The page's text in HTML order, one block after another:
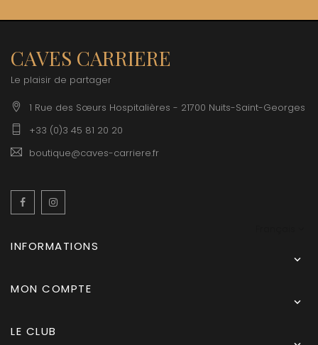
CAVES CARRIERE
Le plaisir de partager
1 Rue des Sœurs Hospitalières - 21700 Nuits-Saint-Georges
+33 (0)3 45 81 20 20
boutique@caves-carriere.fr
Facebook
INFORMATIONS

MON COMPTE

LE CLUB